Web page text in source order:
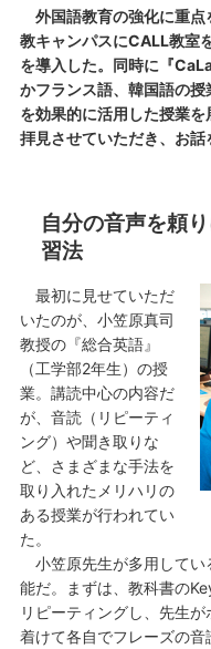
外国語教育の強化に重点
教キャンパスにCALL教室
を導入した。同時に『
かフランス語、韓国語の
を効果的に活用した授業
拝見させていただき、お話
自分の音声を頼
習法
最初に見せていただ
いたのが、小笠原真司
教授の『総合英語』
（工学部2年生）の授
業。講読中心の内容だ
が、音読（リピーティ
ング）や聞き取りな
ど、さまざまな手法を
取り入れたメリハリの
ある授業が行われてい
た。
小笠原先生が多用してい
能だ。まずは、教科書の
リピーティングし、先生
着けて各自でフレーズの